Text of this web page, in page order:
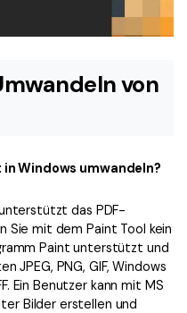
von
in Windows umwandeln?
das PDF-
Sie mit dem Paint Tool kein
Paint unterstützt und
JPEG, PNG, GIF, Windows
Ein Benutzer kann mit MS
Bilder erstellen und